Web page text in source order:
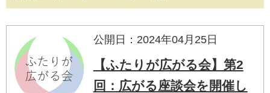
公開日：2024年04月25日
【ふたりが広がる会】第2
回：広がる座談会を開催し